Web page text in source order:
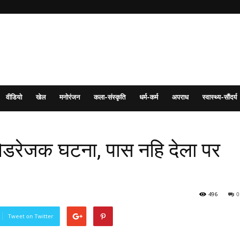
वीडियो खेल मनोरंजन कला-संस्कृति धर्म-कर्म अपराध स्वास्थ्य-सौंदर्य
घटना, पास नहि देला पर
0
496
Tweet on Twitter